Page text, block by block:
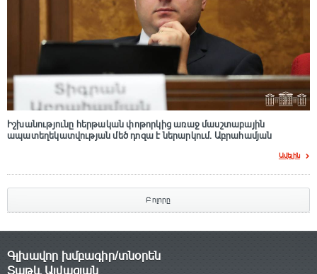
Իշխանությունը հերթական փոթորկից առաջ մասշտաբային
ապատեղեկատվության մեծ դnզա է ներարկում․ Աբրահամյան
Ավելին
Բոլորը
Գլխավոր խմբագիր/տնօրեն
Տաթև Այվազյան